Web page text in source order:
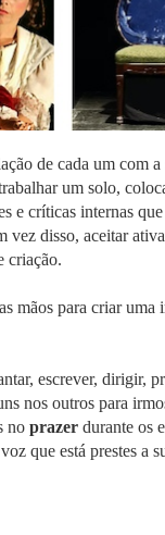
de cada um com a
um solo,
e críticas internas
vez disso, aceitar
criação.
mãos para criar
escrever, dirigir,
nos outros para
noprazer durante os
que está prestes a